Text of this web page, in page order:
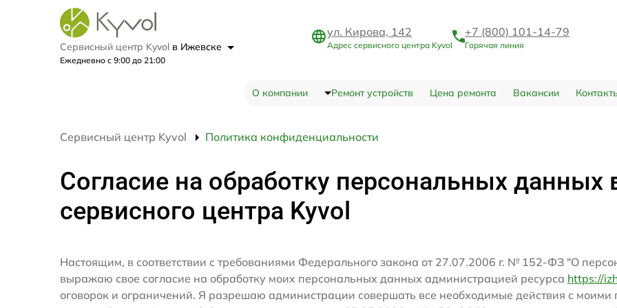
Сервисный центр Kyvol в Ижевске
Ежедневно с 9:00 до 21:00
ул. Кирова, 142
Адрес сервисного центра Kyvol
+7 (800) 101-14-79
Горячая линия
О компании Ремонт устройств Цена ремонта Вакансии
Сервисный центр Kyvol Политика конфиденциальности
Согласие на обработку персональных данных
сервисного центра Kyvol
Настоящим, в соответствии с требованиями Федерального закона от 27.07.2006 г. № 152-ФЗ "О
выражаю свое согласие на обработку моих персональных данных администрацией ресурса https://
оговорок и ограничений. Я разрешаю администрации совершать все необходимые действия с